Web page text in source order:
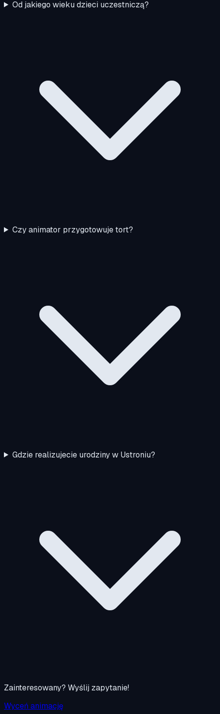
Od jakiego wieku dzieci uczestniczą?
Czy animator przygotowuje tort?
Gdzie realizujecie urodziny w Ustroniu?
Zainteresowany? Wyślij zapytanie!
Wyceń animację